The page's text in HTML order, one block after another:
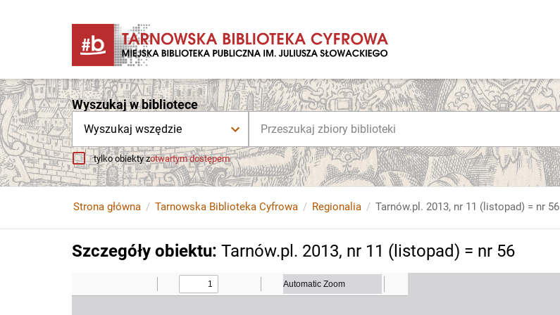
Wyszukaj w bibliotece
Wyszukaj wszędzie
tylko obiekty zotwartym dostępem
Strona główna Tarnowska Biblioteka Cyfrowa Regionalia Tarnów.pl. 2013, nr 11 (listopad) = nr 56
Szczegóły obiektu: Tarnów.pl. 2013, nr 11 (listopad) = nr 56